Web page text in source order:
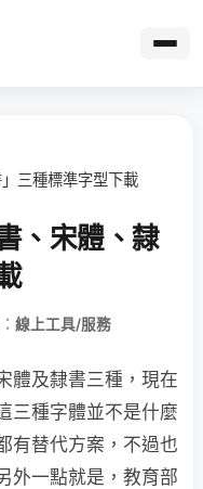
三種標準字型下載
、宋體、隸
線上工具/服務
體及隸書三種，現在
三種字體並不是什麼
有替代方案，不過也
外一點就是，教育部